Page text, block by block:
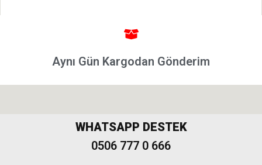
Aynı Gün Kargodan Gönderim
WHATSAPP DESTEK
0506 777 0 666